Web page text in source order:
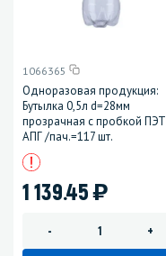
1066365
Одноразовая продукция:
Бутылка 0,5л d=28мм
прозрачная с пробкой ПЭТ
АПГ /пач.=117 шт.
1 139.45)
- +